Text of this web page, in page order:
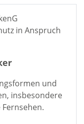
in Anspruch
und
insbesondere